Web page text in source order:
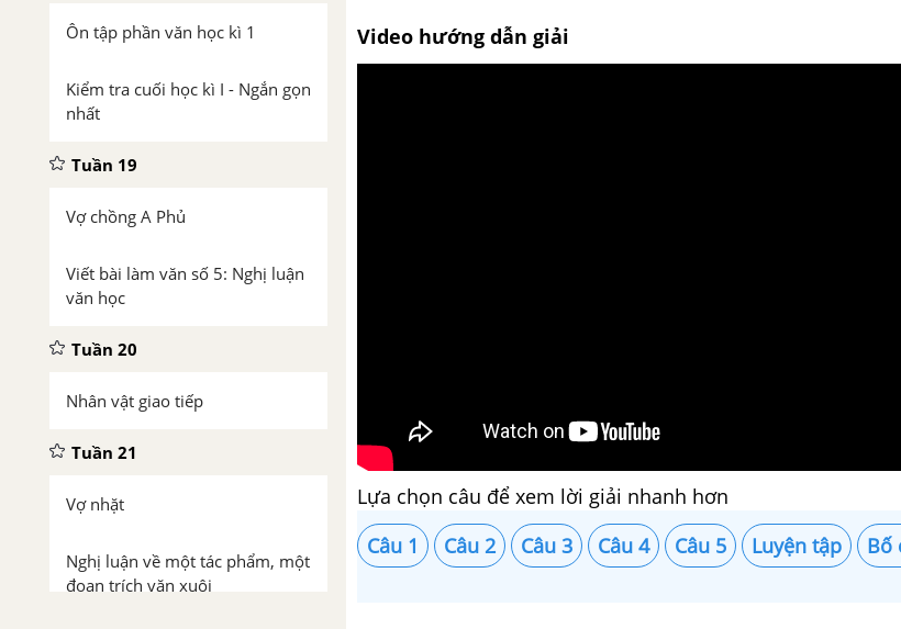
Ôn tập phần văn học kì 1
Kiểm tra cuối học kì I - Ngắn gọn
nhất
Tuần 19
Vợ chồng A Phủ
Viết bài làm văn số 5: Nghị luận
văn học
Tuần 20
Nhân vật giao tiếp
Tuần 21
Vợ nhặt
Nghị luận về một tác phẩm, một
đoạn trích văn xuôi
Video hướng dẫn giải
Lựa chọn câu để xem lời giải nhanh hơn
Câu 1
Câu 2 Câu 3 Câu 4 Câu 5 Luyện tập Bố